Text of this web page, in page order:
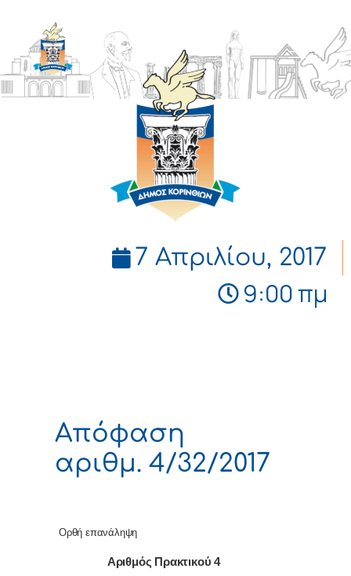
ΔΗΜΟΣ
ΚΟΡΙΝΘΙΩΝ
7 Απριλίου, 2017
9:00 πμ
Απόφαση
αριθμ. 4/32/2017
Ορθή επανάληψη
Αριθμός Πρακτικού 4